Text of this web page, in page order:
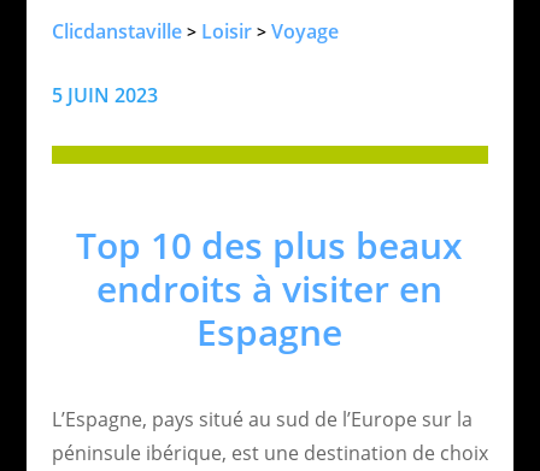
Clicdanstaville> Loisir> Voyage
5 JUIN 2023
Top 10 des plus beaux
endroits à visiter en
Espagne
L’Espagne, pays situé au sud de l’Europe sur la
péninsule ibérique, est une destination de choix